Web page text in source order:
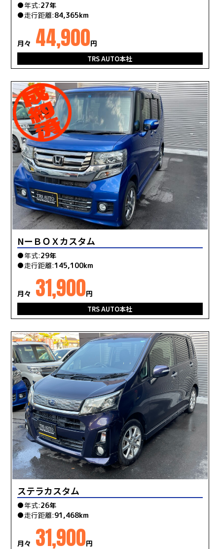
●年式:27年
●走行距離:84,365km
月々 44,900円
TRS AUTO本社
NーＢＯＸカスタム
●年式:29年
●走行距離:145,100km
月々 31,900円
TRS AUTO本社
ステラカスタム
●年式:26年
●走行距離:91,468km
月々 31,900円